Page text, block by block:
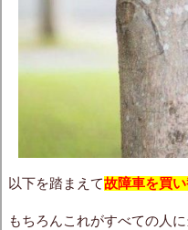
以下を踏まえて故障車を買
もちろんこれがすべての人